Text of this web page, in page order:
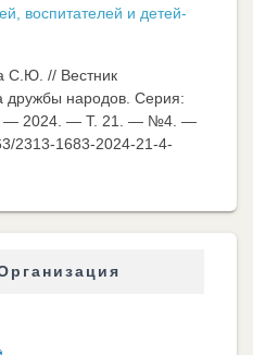
воспитателей и детей-
С.Ю. // Вестник
дружбы народов. Серия:
— 2024. — Т. 21. — №4. —
2313-1683-2024-21-4-